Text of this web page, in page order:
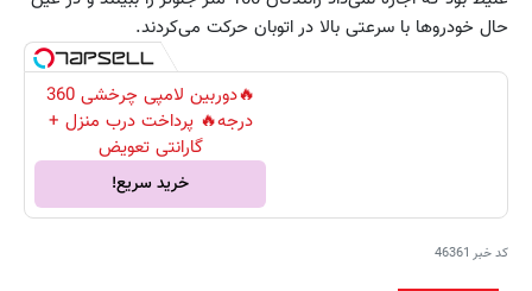
حال خودروها با سرعتی بالا در اتوبان حرکت می‌کردند.
🔥دوربین لامپی چرخشی 360
درجه🔥 پرداخت درب منزل +
گارانتی تعویض
خرید سریع!
کد خبر 46361